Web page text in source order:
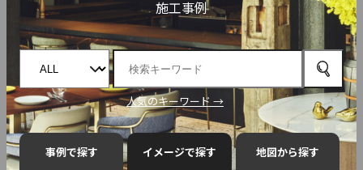
施工事例
人気のキーワード →
事例で探す イメージで探す 地図から探す